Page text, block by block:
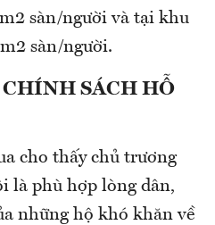
sàn/người và tại khu
sàn/người.
SÁCH HỖ
cho thấy chủ trương
là phù hợp lòng dân,
những hộ khó khăn về